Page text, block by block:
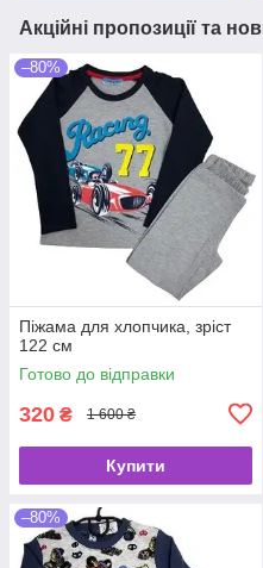
Акційні пропозиції та
–80%
Піжама для хлопчика, зріст
122 см
Готово до відправки
320 ₴ 1 600 ₴
Купити
–80%